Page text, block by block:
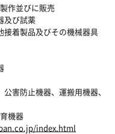
作並びに販売
及び試薬
接着製品及びその機械器具
害防止機器、運搬用機器、
機器
index.html